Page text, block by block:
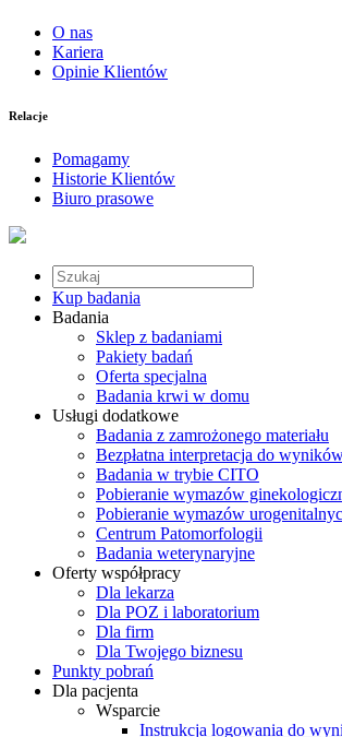
O nas
Kariera
Opinie Klientów
Relacje
Pomagamy
Historie Klientów
Biuro prasowe
Kup badania
Badania
Sklep z badaniami
Pakiety badań
Oferta specjalna
Badania krwi w domu
Usługi dodatkowe
Badania z zamrożonego materiału
Bezpłatna interpretacja do
Badania w trybie CITO
Pobieranie wymazów
Pobieranie wymazów
Centrum Patomorfologii
Badania weterynaryjne
Oferty współpracy
Dla lekarza
Dla POZ i laboratorium
Dla firm
Dla Twojego biznesu
Punkty pobrań
Dla pacjenta
Wsparcie
Instrukcja logowania do